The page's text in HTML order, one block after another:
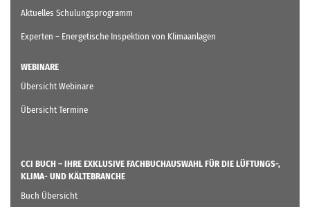
Aktuelles Schulungsprogramm
Experten – Energetische Inspektion von Klimaanlagen
WEBINARE
Übersicht Webinare
Übersicht Termine
CCI BUCH – IHRE EXKLUSIVE FACHBUCHAUSWAHL FÜR DIE LÜFTUNGS-,
KLIMA- UND KÄLTEBRANCHE
Buch Übersicht